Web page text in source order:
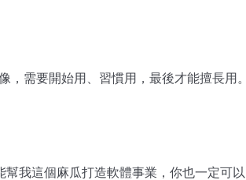
，需要開始用、習慣用，最後才能擅長用
幫我這個麻瓜打造軟體事業，你也一定可以